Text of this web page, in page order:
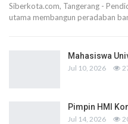
Siberkota.com, Tangerang -
utama membangun peradaban
Mahasiswa
Jul 10, 2026
Pimpin HMI
Jul 14, 2026